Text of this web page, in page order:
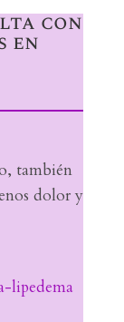
con
en
también
dolor y
lipedema